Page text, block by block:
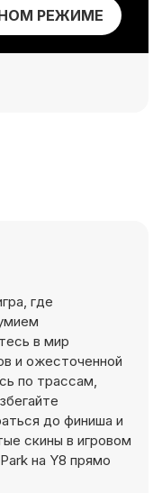
РЕЖИМЕ
где
в мир
и ожесточенной
по трассам,
до финиша и
скины в игровом
на Y8 прямо